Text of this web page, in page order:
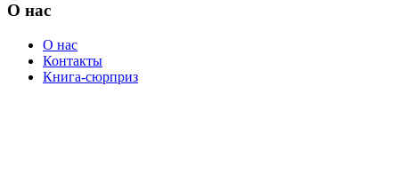
О нас
О нас
Контакты
Книга-сюрприз